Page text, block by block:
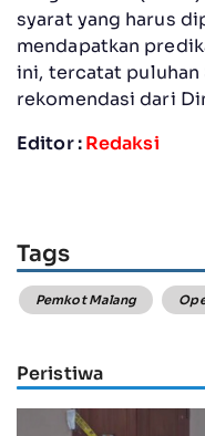
syarat yang harus
mendapatkan
ini, tercatat puluhan
rekomendasi dari
Editor :Redaksi
Tags
Pemkot Malang
Peristiwa